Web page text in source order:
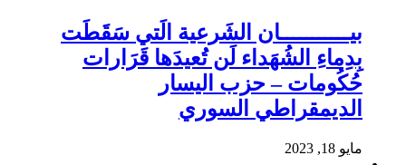
بيـــــــــــان الشَرعية الَتي سَقَطَت
بِدِماءِ الشُهَداء لَن تُعيدَها قَرَارات
حُكُومات – حزب اليسار
الديمقراطي السوري
مايو 18, 2023